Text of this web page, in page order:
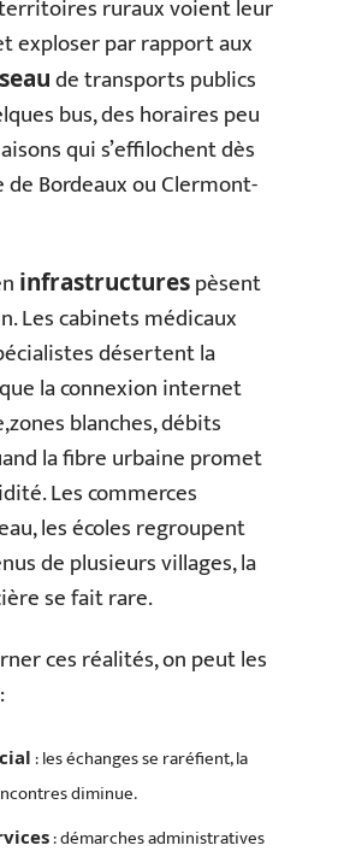
ruraux voient leur
exploser par rapport aux
de transports publics
bus, des horaires peu
qui s’effilochent dès
de Bordeaux ou Clermont-
infrastructurespèsent
Les cabinets médicaux
désertent la
la connexion internet
blanches, débits
la fibre urbaine promet
Les commerces
les écoles regroupent
de plusieurs villages, la
se fait rare.
ces réalités, on peut les
: les échanges se raréfient, la
diminue.
: démarches administratives